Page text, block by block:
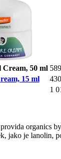
50 ml
15 ml
1
organics
jako je lanolin,